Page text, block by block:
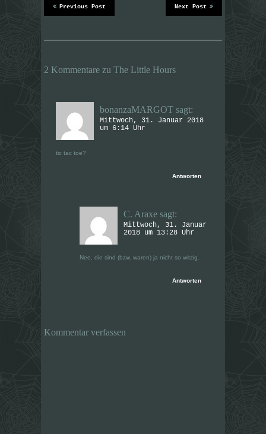
i
r
n
m
e
g
ö
f
n
m
t
e
r
g
Next Post
Previous Post
2 Kommentare zu The Little Hours
bonanzaMARGOT sagt:
Mittwoch, 31. Januar 2018
um 6:14 Uhr
tic tac toe?
Antworten
C. Araxe sagt:
Mittwoch, 31. Januar
2018 um 13:28 Uhr
Nee, die sind (bzw. waren) ja nicht so witzig.
Antworten
Kommentar verfassen